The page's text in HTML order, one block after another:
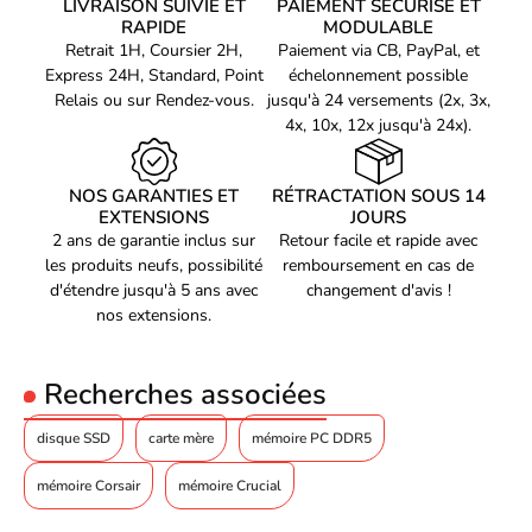
style à votre configuration en choisissant parmi une variété de
couleurs et d'effets lumineux.
Une latence CAS de 40 ms pour une réactivité optimale
Code EAN
0840440425533
Référence produit
00203124
Référence constructeur
Voir produits Corsair
Voir les mémoire pc Corsair
LIVRAISON SUIVIE ET
RAPIDE
Retrait 1H, Coursier 2H,
Express 24H, Standard, Point
Relais ou sur Rendez-vous.
PAIEMENT SÉCURISÉ ET
MODULABLE
Paiement via CB, PayPal, et
échelonnement possible
jusqu'à 24 versements (2x, 3x,
4x, 10x, 12x jusqu'à 24x).
NOS GARANTIES ET
EXTENSIONS
2 ans de garantie inclus sur
les produits neufs, possibilité
d'étendre jusqu'à 5 ans avec
nos extensions.
RÉTRACTATION SOUS 14
JOURS
Retour facile et rapide avec
remboursement en cas de
changement d'avis !
Recherches associées
disque SSD carte mère mémoire PC DDR5
mémoire Corsair mémoire Crucial